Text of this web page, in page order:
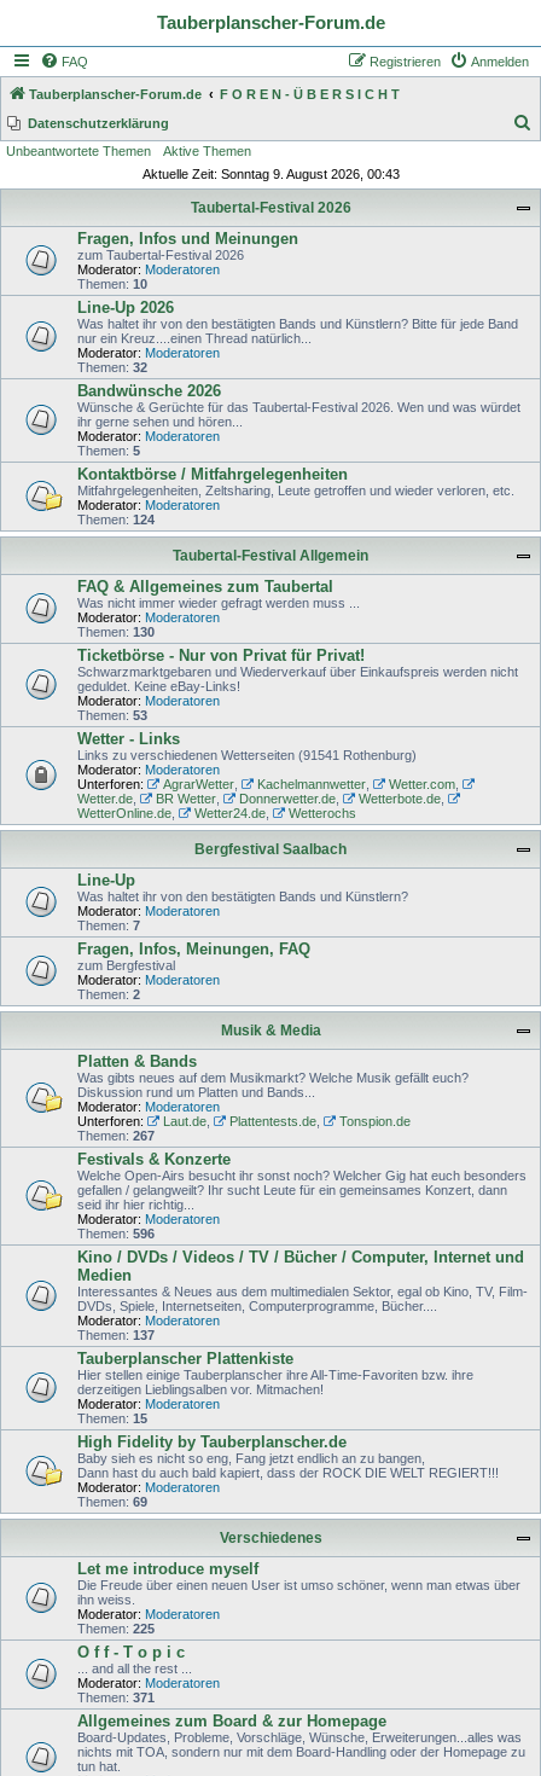
Tauberplanscher-Forum.de
FAQ Anmelden
Registrieren
Tauberplanscher-Forum.de
F O R E N - Ü B E R S I C H T
Datenschutzerklärung
Unbeantwortete Themen
Aktive Themen
Aktuelle Zeit: Sonntag 9. August 2026, 00:43
Taubertal-Festival 2026
Fragen, Infos und Meinungen
zum Taubertal-Festival 2026
Moderator: Moderatoren
Themen: 10
Line-Up 2026
Was haltet ihr von den bestätigten Bands und Künstlern? Bitte für jede Band
nur ein Kreuz....einen Thread natürlich...
Moderator: Moderatoren
Themen: 32
Bandwünsche 2026
Wünsche & Gerüchte für das Taubertal-Festival 2026. Wen und was würdet
ihr gerne sehen und hören...
Moderator: Moderatoren
Themen: 5
Kontaktbörse / Mitfahrgelegenheiten
Mitfahrgelegenheiten, Zeltsharing, Leute getroffen und wieder verloren, etc.
Moderator: Moderatoren
Themen: 124
Taubertal-Festival Allgemein
FAQ & Allgemeines zum Taubertal
Was nicht immer wieder gefragt werden muss ...
Moderator: Moderatoren
Themen: 130
Ticketbörse - Nur von Privat für Privat!
Schwarzmarktgebaren und Wiederverkauf über Einkaufspreis werden nicht
geduldet. Keine eBay-Links!
Moderator: Moderatoren
Themen: 53
Wetter - Links
Links zu verschiedenen Wetterseiten (91541 Rothenburg)
Moderator: Moderatoren
Unterforen:
AgrarWetter, Kachelmannwetter, Wetter.com,
Wetter.de
BR Wetter, Donnerwetter.de, Wetterbote.de,
WetterOnline.de
Wetter24.de, Wetterochs
Bergfestival Saalbach
Line-Up
Was haltet ihr von den bestätigten Bands und Künstlern?
Moderator: Moderatoren
Themen: 7
Fragen, Infos, Meinungen, FAQ
zum Bergfestival
Moderator: Moderatoren
Themen: 2
Musik & Media
Platten & Bands
Was gibts neues auf dem Musikmarkt? Welche Musik gefällt euch?
Diskussion rund um Platten und Bands...
Moderator: Moderatoren
Unterforen:
Laut.de, Plattentests.de,
Tonspion.de
Themen: 267
Festivals & Konzerte
Welche Open-Airs besucht ihr sonst noch? Welcher Gig hat euch besonders
gefallen / gelangweilt? Ihr sucht Leute für ein gemeinsames Konzert, dann
seid ihr hier richtig...
Moderator: Moderatoren
Themen: 596
Kino / DVDs / Videos / TV / Bücher / Computer, Internet und
Medien
Interessantes & Neues aus dem multimedialen Sektor, egal ob Kino, TV, Film-
DVDs, Spiele, Internetseiten, Computerprogramme, Bücher....
Moderator: Moderatoren
Themen: 137
Tauberplanscher Plattenkiste
Hier stellen einige Tauberplanscher ihre All-Time-Favoriten bzw. ihre
derzeitigen Lieblingsalben vor. Mitmachen!
Moderator: Moderatoren
Themen: 15
High Fidelity by Tauberplanscher.de
Baby sieh es nicht so eng, Fang jetzt endlich an zu bangen,
Dann hast du auch bald kapiert, dass der ROCK DIE WELT REGIERT!!!
Moderator: Moderatoren
Themen: 69
Verschiedenes
Let me introduce myself
Die Freude über einen neuen User ist umso schöner, wenn man etwas über
ihn weiss.
Moderator: Moderatoren
Themen: 225
O f f - T o p i c
... and all the rest ...
Moderator: Moderatoren
Themen: 371
Allgemeines zum Board & zur Homepage
Board-Updates, Probleme, Vorschläge, Wünsche, Erweiterungen...alles was
nichts mit TOA, sondern nur mit dem Board-Handling oder der Homepage zu
tun hat.